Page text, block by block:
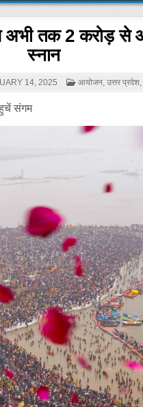
तक 2 करोड़ से
स्नान
14, 2025
POSTED
IN
आयोजन, उत्तर प्रदेश,
संगम